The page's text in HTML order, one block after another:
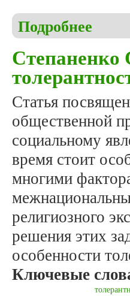
Подробнее
Статья
общественной
социальному
время стоит
многими
религиозного
решения этих
особенности
Ключевые